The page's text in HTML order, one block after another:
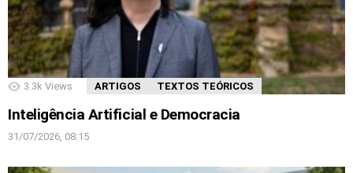
3.3k Views ARTIGOS TEXTOS TEÓRICOS
Inteligência Artificial e Democracia
31/07/2026, 08:15